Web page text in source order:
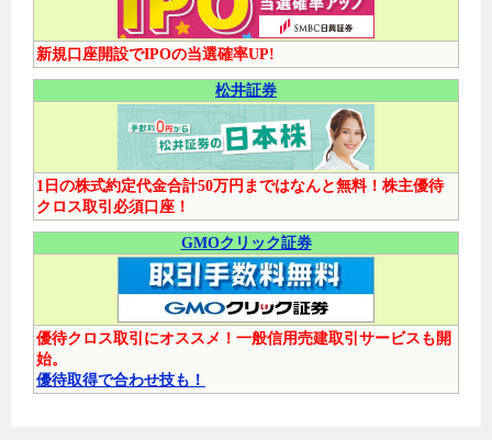
新規口座開設でIPOの当選確率UP!
松井証券
1日の株式約定代金合計50万円まではなんと無料！株主優待
クロス取引必須口座！
GMOクリック証券
優待クロス取引にオススメ！一般信用売建取引サービスも開
始。
優待取得で合わせ技も！